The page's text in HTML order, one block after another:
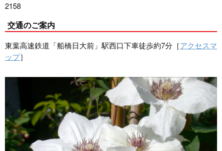
2158
交通のご案内
東葉高速鉄道「船橋日大前」駅西口下車徒歩約7分［アクセスマ
ップ］